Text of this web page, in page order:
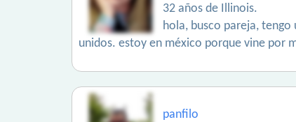
32 años de Illinois.
hola, busco pareja,
unidos. estoy en méxico porque vine por
panfilo